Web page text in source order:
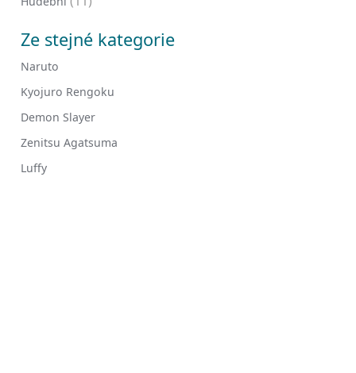
Ze stejné kategorie
Naruto
Kyojuro Rengoku
Demon Slayer
Zenitsu Agatsuma
Luffy